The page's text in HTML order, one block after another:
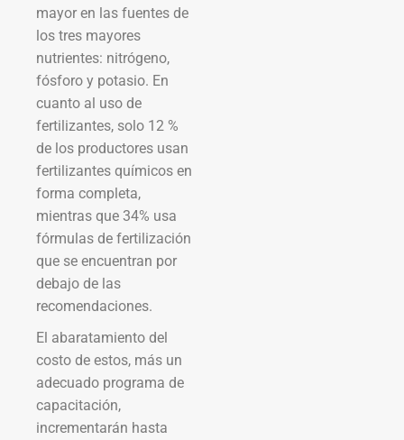
mayor en las fuentes de
los tres mayores
nutrientes: nitrógeno,
fósforo y potasio. En
cuanto al uso de
fertilizantes, solo 12 %
de los productores usan
fertilizantes químicos en
forma completa,
mientras que 34% usa
fórmulas de fertilización
que se encuentran por
debajo de las
recomendaciones.
El abaratamiento del
costo de estos, más un
adecuado programa de
capacitación,
incrementarán hasta